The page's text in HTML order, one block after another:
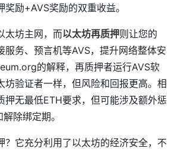
励+AVS奖励的双重收益。
太坊主网，而以太坊再质押则让您的
服务、预言机等AVS，提升网络整体安
的解释，再质押者运行AVS软
坊验证者一样，但风险和回报更高。相
押无最低ETH要求，但可能涉及额外惩
除绑定期。
？它充分利用了以太坊的经济安全，不